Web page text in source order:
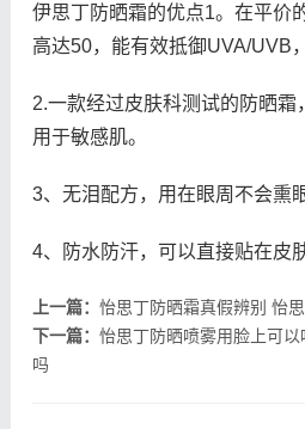
伊思丁防晒霜的优点1。在平价
高达50，能有效抵御UVA/UVB
2.一款经过皮肤科测试的防晒霜
用于敏感肌。
3、无泪配方，用在眼周不会熏
4、防水防汗，可以直接贴在皮
上一篇： 怡思丁防晒霜真假辨别 怡
下一篇： 怡思丁防晒喷雾用脸上可
吗